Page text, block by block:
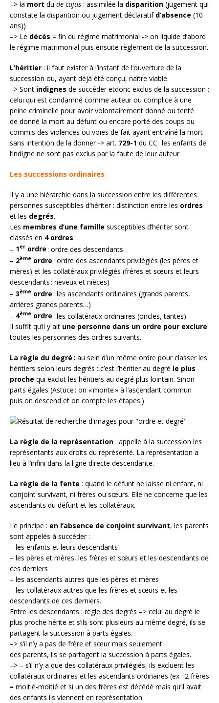
–> la mort du de cujus : assimilée la disparition (jugement qui
constate la disparition ou jugement déclaratif d’absence (10
ans))
–> Le décès = fin du régime matrimonial -> on liquide d’abord
le régime matrimonial puis ensuite règlement de la succession.
L’héritier : il faut exister à l’instant de l’ouverture de la
succession ou, ayant déjà été conçu, naître viable.
–> Sont indignes de succéder etdonc exclus de la succession :
celui qui est condamné comme auteur ou complice à une
peine criminelle pour avoir volontairement donné ou tenté
de donné la mort au défunt ou encore porté des coups ou
commis des violences ou voies de fait ayant entraîné la mort
sans intention de la donner -> art. 729-1 du CC : les enfants de
l’indigne ne sont pas exclus par la faute de leur auteur
Les successions ordinaires
Il y a une hiérarchie dans la succession entre les différentes
personnes susceptibles d’hériter : distinction entre les ordres
et les degrés.
Les membres d’une famille susceptibles d’hériter sont
classés en 4 ordres:
– 1er ordre: ordre des descendants
– 2ème ordre: ordre des ascendants privilégiés (les pères et
mères) et les collatéraux privilégiés (frères et sœurs et leurs
descendants : neveux et nièces)
– 3ème ordre: les ascendants ordinaires (grands parents,
arrières grands parents…)
– 4ème ordre: les collatéraux ordinaires (oncles, tantes)
Il suffit qu’il y ait une personne dans un ordre pour exclure
toutes les personnes des ordres suivants.
La règle du degré : au sein d’un même ordre pour classer les
héritiers selon leurs degrés : c’est l’héritier au degré le plus
proche qui exclut les héritiers au degré plus lointain. Sinon
parts égales (Astuce : on « monte » à l’ascendant commun
puis on descend et on compte les étapes.)
La règle de la représentation : appelle à la succession les
représentants aux droits du représenté. La représentation a
lieu à l’infini dans la ligne directe descendante.
La règle de la fente : quand le défunt ne laisse ni enfant, ni
conjoint survivant, ni frères ou sœurs. Elle ne concerne que les
ascendants du défunt et les collatéraux.
Le principe : en l’absence de conjoint survivant, les parents
sont appelés à succéder :
– les enfants et leurs descendants
– les pères et mères, les frères et sœurs et les descendants de
ces derniers
– les ascendants autres que les pères et mères
– les collatéraux autres que les frères et sœurs et les
descendants de ces derniers.
Entre les descendants : règle des degrés –> celui au degré le
plus proche hérite et s’ils sont plusieurs au même degré, ils se
partagent la succession à parts égales.
–> s’il n’y a pas de frère et sœur mais seulement
des parents, ils se partagent la succession à parts égales.
–> – s’il n’y a que des collatéraux privilégiés, ils excluent les
collatéraux ordinaires et les ascendants ordinaires (ex : 2 frères
= moitié-moitié et si un des frères est décédé mais qu’il avait
des enfants ils viennent en représentation.